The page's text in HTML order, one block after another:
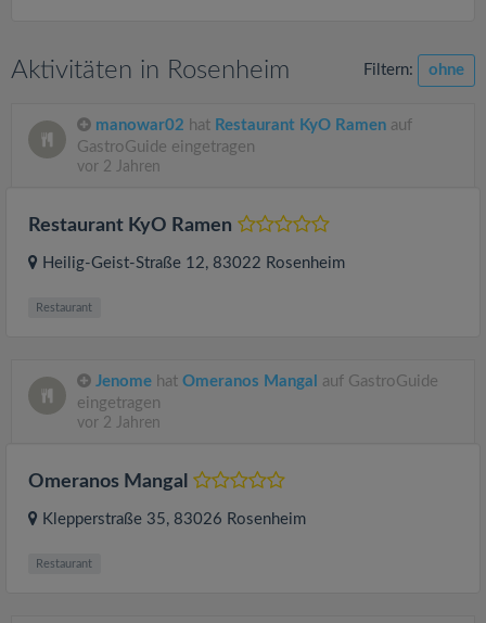
Aktivitäten in Rosenheim Filtern: ohne
manowar02 hat Restaurant KyO Ramen auf
GastroGuide eingetragen
vor 2 Jahren
Restaurant KyO Ramen
Heilig-Geist-Straße 12, 83022 Rosenheim
Restaurant
Jenome hat Omeranos Mangal
auf GastroGuide
eingetragen
vor 2 Jahren
Omeranos Mangal
Klepperstraße 35, 83026 Rosenheim
Restaurant